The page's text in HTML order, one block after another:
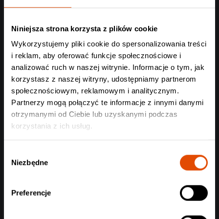
Niniejsza strona korzysta z plików cookie
Wykorzystujemy pliki cookie do spersonalizowania treści
i reklam, aby oferować funkcje społecznościowe i
analizować ruch w naszej witrynie. Informacje o tym, jak
korzystasz z naszej witryny, udostępniamy partnerom
społecznościowym, reklamowym i analitycznym.
Partnerzy mogą połączyć te informacje z innymi danymi
otrzymanymi od Ciebie lub uzyskanymi podczas
korzystania z ich usług.
zgody
Niezbędne
Preferencje